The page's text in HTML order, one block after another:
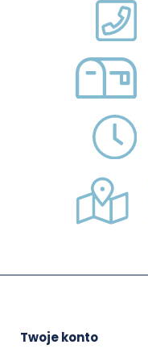
Twoje konto